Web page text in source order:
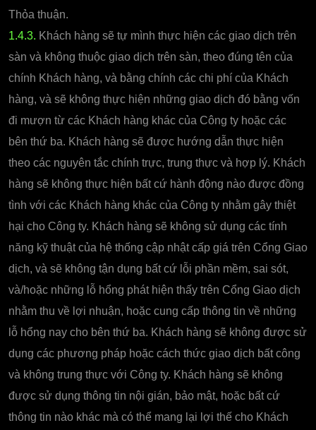
Thỏa thuận.
1.4.3. Khách hàng sẽ tự mình thực hiện các giao dịch trên
sàn và không thuộc giao dịch trên sàn, theo đúng tên của
chính Khách hàng, và bằng chính các chi phí của Khách
hàng, và sẽ không thực hiện những giao dịch đó bằng vốn
đi mượn từ các Khách hàng khác của Công ty hoặc các
bên thứ ba. Khách hàng sẽ được hướng dẫn thực hiện
theo các nguyên tắc chính trực, trung thực và hợp lý. Khách
hàng sẽ không thực hiện bất cứ hành động nào được đồng
tình với các Khách hàng khác của Công ty nhằm gây thiệt
hại cho Công ty. Khách hàng sẽ không sử dụng các tính
năng kỹ thuật của hệ thống cập nhật cấp giá trên Cổng Giao
dịch, và sẽ không tận dụng bất cứ lỗi phần mềm, sai sót,
và/hoặc những lỗ hổng phát hiện thấy trên Cổng Giao dịch
nhằm thu về lợi nhuận, hoặc cung cấp thông tin về những
lỗ hổng nay cho bên thứ ba. Khách hàng sẽ không được sử
dụng các phương pháp hoặc cách thức giao dịch bất công
và không trung thực với Công ty. Khách hàng sẽ không
được sử dụng thông tin nội gián, bảo mật, hoặc bất cứ
thông tin nào khác mà có thể mang lại lợi thế cho Khách